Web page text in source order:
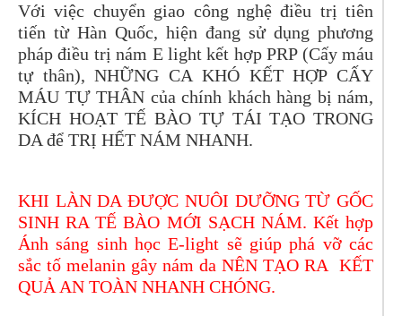
Với việc chuyển giao công nghệ điều trị tiên
tiến từ Hàn Quốc, hiện đang sử dụng phương
pháp điều trị nám E light kết hợp PRP (Cấy máu
tự thân), NHỮNG CA KHÓ KẾT HỢP CẤY
MÁU TỰ THÂN của chính khách hàng bị nám,
KÍCH HOẠT TẾ BÀO TỰ TÁI TẠO TRONG
DA để TRỊ HẾT NÁM NHANH.
KHI LÀN DA ĐƯỢC NUÔI DƯỠNG TỪ GỐC
SINH RA TẾ BÀO MỚI SẠCH NÁM. Kết hợp
Ánh sáng sinh học E-light sẽ giúp phá vỡ các
sắc tố melanin gây nám da NÊN TẠO RA KẾT
QUẢ AN TOÀN NHANH CHÓNG.